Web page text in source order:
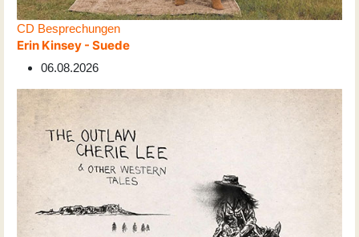
CD Besprechungen
Erin Kinsey - Suede
06.08.2026